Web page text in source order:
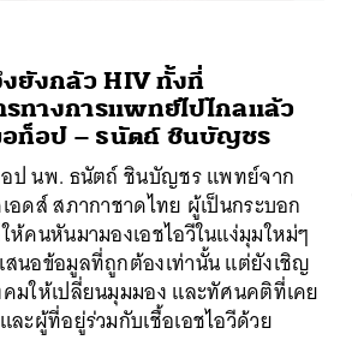
งยังกลัว HIV ทั้งที่
ทางการแพทย์ไปไกลแล้ว
ท็อป – ธนัตถ์ ชินบัญชร
ป นพ. ธนัตถ์ ชินบัญชร แพทย์จาก
อดส์ สภากาชาดไทย ผู้เป็นกระบอก
ห้คนหันมามองเอชไอวีในแง่มุมใหม่ๆ
สนอข้อมูลที่ถูกต้องเท่านั้น แต่ยังเชิญ
มให้เปลี่ยนมุมมอง และทัศนคติที่เคย
ละผู้ที่อยู่ร่วมกับเชื้อเอชไอวีด้วย